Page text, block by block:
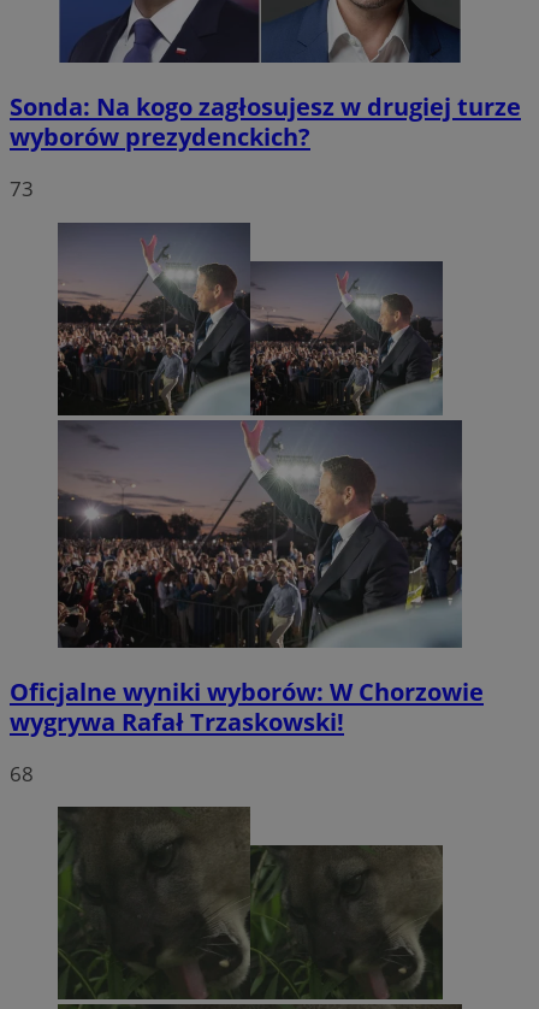
Sonda: Na kogo zagłosujesz w drugiej turze
wyborów prezydenckich?
73
Oficjalne wyniki wyborów: W Chorzowie
wygrywa Rafał Trzaskowski!
68